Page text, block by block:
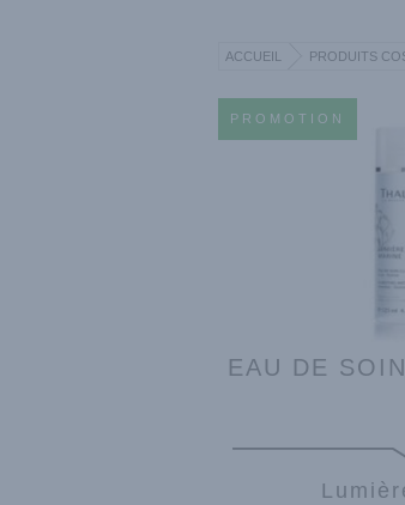
ACCUEIL PRODUITS
PROMOTION
EAU DE